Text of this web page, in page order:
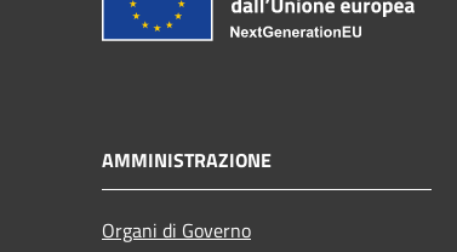
AMMINISTRAZIONE
Organi di Governo